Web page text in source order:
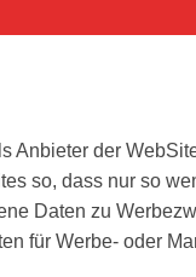
Anbieter der
so, dass nur so
Daten zu
für Werbe- oder